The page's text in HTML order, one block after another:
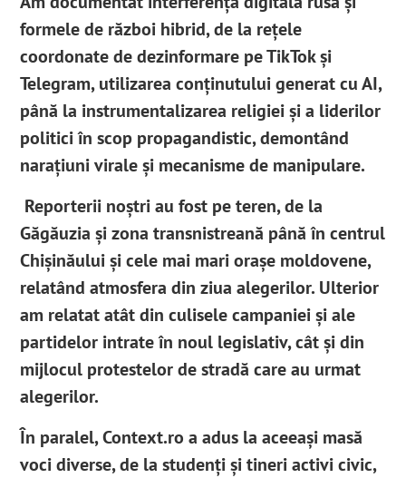
formele de război hibrid, de la rețele
coordonate de dezinformare pe TikTok și
Telegram, utilizarea conținutului generat cu AI,
până la instrumentalizarea religiei și a liderilor
politici în scop propagandistic, demontând
narațiuni virale și mecanisme de manipulare.
Reporterii noștri au fost pe teren, de la
Găgăuzia și zona transnistreană până în centrul
Chișinăului și cele mai mari orașe moldovene,
relatând atmosfera din ziua alegerilor. Ulterior
am relatat atât din culisele campaniei și ale
partidelor intrate în noul legislativ, cât și din
mijlocul protestelor de stradă care au urmat
alegerilor.
În paralel, Context.ro a adus la aceeași masă
voci diverse, de la studenți și tineri activi civic,